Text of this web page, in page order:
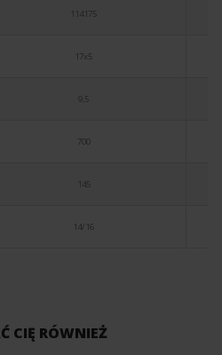
114175
17x5
9,5
700
145
14/16
CIĘ RÓWNIEŻ